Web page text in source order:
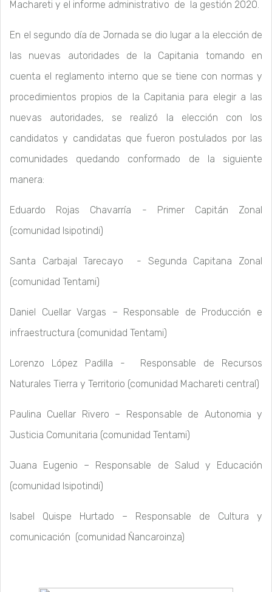
Machareti y el informe administrativo de la gestión 2020.
En el segundo día de Jornada se dio lugar a la elección de
las nuevas autoridades de la Capitania tomando en
cuenta el reglamento interno que se tiene con normas y
procedimientos propios de la Capitania para elegir a las
nuevas autoridades, se realizó la elección con los
candidatos y candidatas que fueron postulados por las
comunidades quedando conformado de la siguiente
manera:
Eduardo Rojas Chavarría - Primer Capitán Zonal
(comunidad Isipotindi)
Santa Carbajal Tarecayo - Segunda Capitana Zonal
(comunidad Tentami)
Daniel Cuellar Vargas – Responsable de Producción e
infraestructura (comunidad Tentami)
Lorenzo López Padilla - Responsable de Recursos
Naturales Tierra y Territorio (comunidad Machareti central)
Paulina Cuellar Rivero – Responsable de Autonomia y
Justicia Comunitaria (comunidad Tentami)
Juana Eugenio – Responsable de Salud y Educación
(comunidad Isipotindi)
Isabel Quispe Hurtado – Responsable de Cultura y
comunicación (comunidad Ñancaroinza)